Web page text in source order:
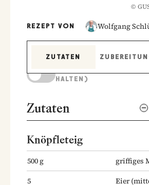
©
REZEPT VON Wolfgang
ZUTATEN
HALTEN)
Zutaten
Knöpfleteig
500g
griffiges
5
Eier